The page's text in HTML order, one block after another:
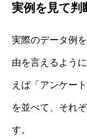
実例を見て判
実際のデータ例
由を言えるよう
えば「アンケー
を並べて、それ
す。